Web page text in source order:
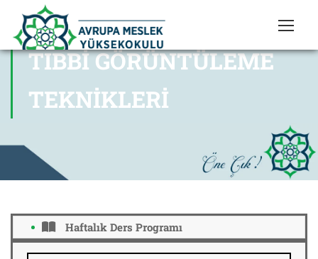
TIBBI GÖRÜNTÜLEME
TEKNIKLERI
Haftalık Ders Programı